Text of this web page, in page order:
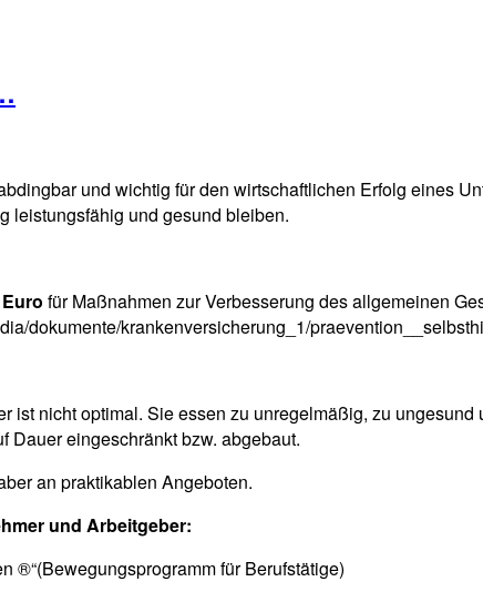
und wichtig für den wirtschaftlichen Erfolg eines
leistungsfähig und gesund bleiben.
für Maßnahmen zur Verbesserung des allgemeinen
dokumente/krankenversicherung_1/
ist nicht optimal. Sie essen zu unregelmäßig, zu
Dauer eingeschränkt bzw. abgebaut.
an praktikablen Angeboten.
und Arbeitgeber:
®“(Bewegungsprogramm für Berufstätige)